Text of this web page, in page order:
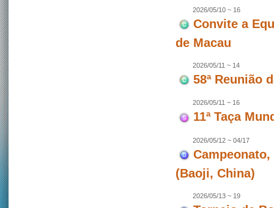
2026/05/10 ~ 16
Convite a
de Macau
2026/05/11 ~ 14
58ª Reunião
2026/05/11 ~ 16
11ª Taça
2026/05/12 ~ 04/17
(Baoji, China)
2026/05/13 ~ 19